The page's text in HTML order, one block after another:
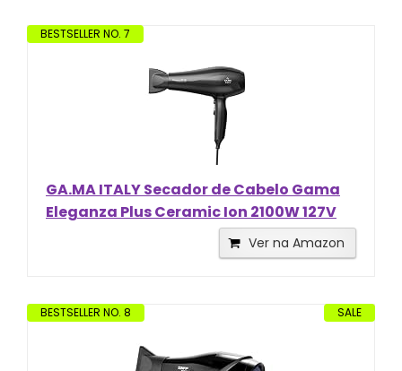
BESTSELLER NO. 7
GA.MA ITALY Secador de Cabelo Gama
Eleganza Plus Ceramic Ion 2100W 127V
Ver na Amazon
SALE
BESTSELLER NO. 8